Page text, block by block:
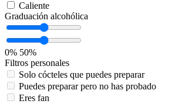
Caliente
Graduación alcohólica
0% 50%
Filtros personales
Solo cócteles que puedes preparar
Puedes preparar pero no has probado
Eres fan